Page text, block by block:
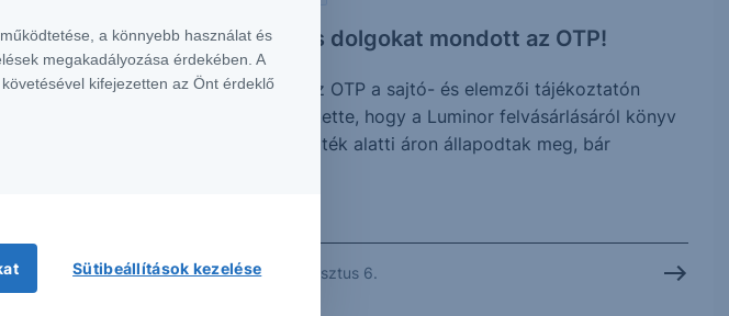
Érdekes dolgokat mondott az OTP!
Tegnap az OTP a sajtó- és elemzői tájékoztatón
megerősítette, hogy a Luminor felvásárlásáról könyv
szerinti érték alatti áron állapodtak meg, bár
2026. augusztus 6.
a könnyebb használat és
megakadályozása érdekében. A
kifejezetten az Önt érdeklő
Sütibeállítások kezelése